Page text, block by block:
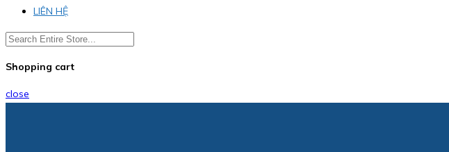
LIÊN HỆ
Shopping cart
close